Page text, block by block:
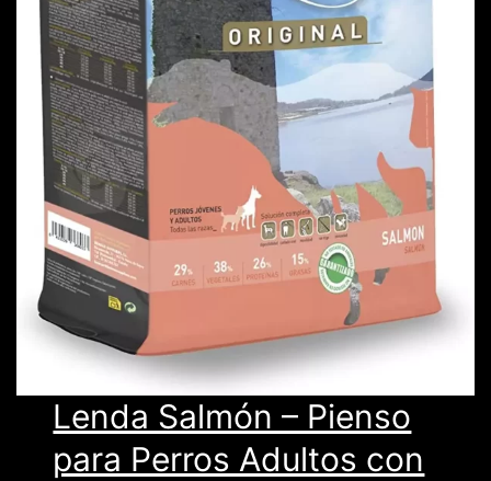
Lenda Salmón – Pienso
para Perros Adultos con